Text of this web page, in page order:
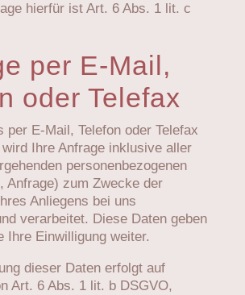
hierfür ist Art. 6 Abs. 1 lit. c
per E-Mail,
oder Telefax
per E-Mail, Telefon oder Telefax
Ihre Anfrage inklusive aller
personenbezogenen
Anfrage) zum Zwecke der
Anliegens bei uns
verarbeitet. Diese Daten geben
Ihre Einwilligung weiter.
dieser Daten erfolgt auf
Art. 6 Abs. 1 lit. b DSGVO,